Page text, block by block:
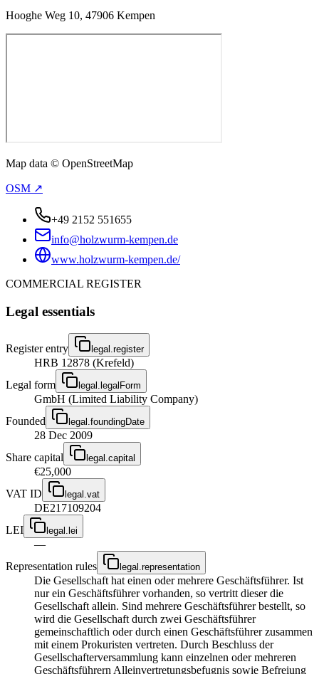
Hooghe Weg 10, 47906 Kempen
Map data © OpenStreetMap
OSM ↗
+49 2152 551655
info@holzwurm-kempen.de
www.holzwurm-kempen.de/
COMMERCIAL REGISTER
Legal essentials
Register entry legal.register
HRB 12878 (Krefeld)
Legal form
legal.legalForm
GmbH (Limited Liability Company)
Founded
legal.foundingDate
28 Dec 2009
Share capital
legal.capital
€25,000
VAT ID
legal.vat
DE217109204
LEI
legal.lei
—
Representation rules
legal.representation
Die Gesellschaft hat einen oder mehrere Geschäftsführer. Ist
nur ein Geschäftsführer vorhanden, so vertritt dieser die
Gesellschaft allein. Sind mehrere Geschäftsführer bestellt, so
wird die Gesellschaft durch zwei Geschäftsführer
gemeinschaftlich oder durch einen Geschäftsführer zusammen
mit einem Prokuristen vertreten. Durch Beschluss der
Gesellschafterversammlung kann einzelnen oder mehreren
Geschäftsführern Alleinvertretungsbefugnis sowie Befreiung